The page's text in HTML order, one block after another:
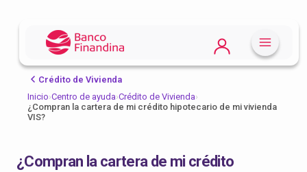
Crédito de Vivienda
Inicio›Centro de ayuda›Crédito de Vivienda›
¿Compran la cartera de mi crédito hipotecario de mi vivienda
VIS?
¿Compran la cartera de mi crédito